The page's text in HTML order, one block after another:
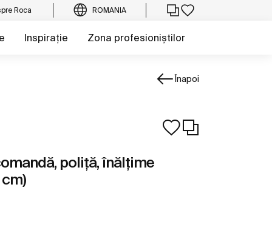
Roca ROMANIA
Inspirație Zona profesioniștilor
Înapoi
poliță, înălțime
cm)